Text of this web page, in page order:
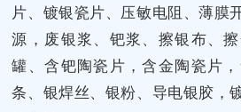
片、镀银瓷片、压敏电阻、薄膜
源，废银浆、钯浆、擦银布、
罐、含钯陶瓷片，含金陶瓷片
条、银焊丝、银粉、导电银胶，